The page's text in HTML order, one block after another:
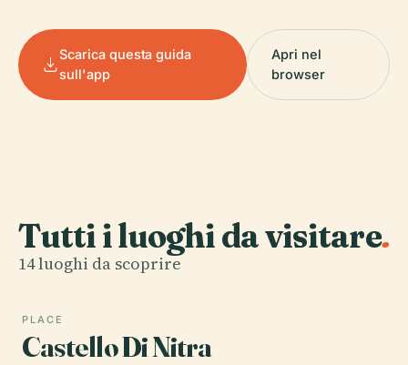
Scarica questa guida
sull'app
Apri nel
browser
Tutti i luoghi da visitare.
14 luoghi da scoprire
PLACE
Castello Di Nitra